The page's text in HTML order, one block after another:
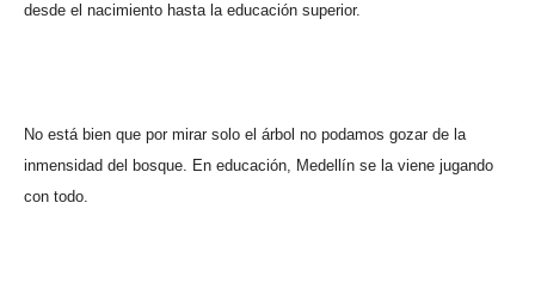
desde el nacimiento hasta la educación superior.
No está bien que por mirar solo el árbol no podamos gozar de la
inmensidad del bosque. En educación, Medellín se la viene jugando
con todo.